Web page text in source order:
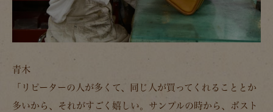
青木
「リピーターの人が多くて、同じ人が買ってくれることとか
多いから、それがすごく嬉しい。サンプルの時から、ボスト